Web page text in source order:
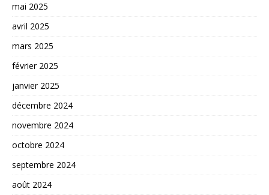
mai 2025
avril 2025
mars 2025
février 2025
janvier 2025
décembre 2024
novembre 2024
octobre 2024
septembre 2024
août 2024